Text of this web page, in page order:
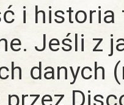
i historia
Jeśli z
danych